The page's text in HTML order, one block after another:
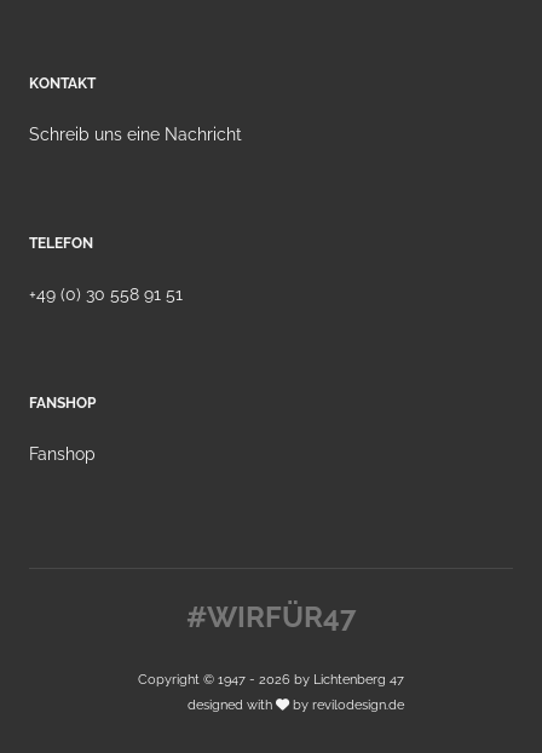
KONTAKT
Schreib uns eine Nachricht
TELEFON
+49 (0) 30 558 91 51
FANSHOP
Fanshop
#WIRFÜR47
Copyright © 1947 - 2026 by Lichtenberg 47
designed with
by revilodesign.de